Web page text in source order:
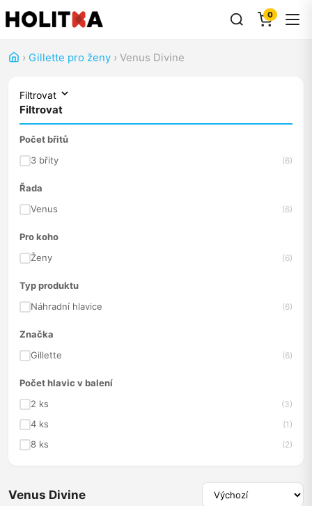
0
› Gillette pro ženy › Venus Divine
Filtrovat
Filtrovat
Počet břitů
3 břity
(6)
Řada
Venus
(6)
Pro koho
Ženy
(6)
Typ produktu
Náhradní hlavice
(6)
Značka
Gillette
(6)
Počet hlavic v balení
2 ks
(3)
4 ks (1)
8 ks (2)
Venus Divine